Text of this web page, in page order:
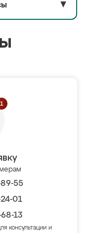
▼
55
01
13
консультации и